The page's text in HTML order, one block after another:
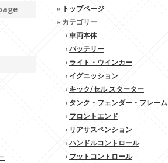
» トップページ
» カテゴリー
›車両本体
›バッテリー
› ライト・ウインカー
› イグニッション
› キック/セル スターター
› タンク・フェンダー・フレーム
› フロントエンド
› リアサスペンション
›ハンドルコントロール
› フットコントロール